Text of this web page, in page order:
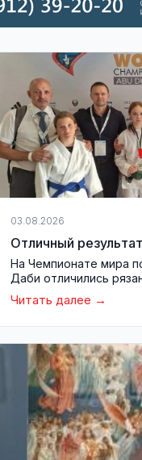
03.08.2026
Отличный результат
На Чемпионате мира
Даби отличились
Читать далее